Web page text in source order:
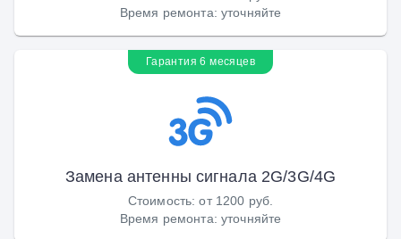
Время ремонта: уточняйте
Гарантия 6 месяцев
Замена антенны сигнала 2G/3G/4G
Стоимость:от 1200 руб.
Время ремонта: уточняйте